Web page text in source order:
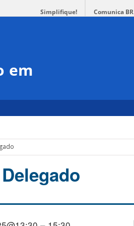
Simplifique! Comunica BR
em